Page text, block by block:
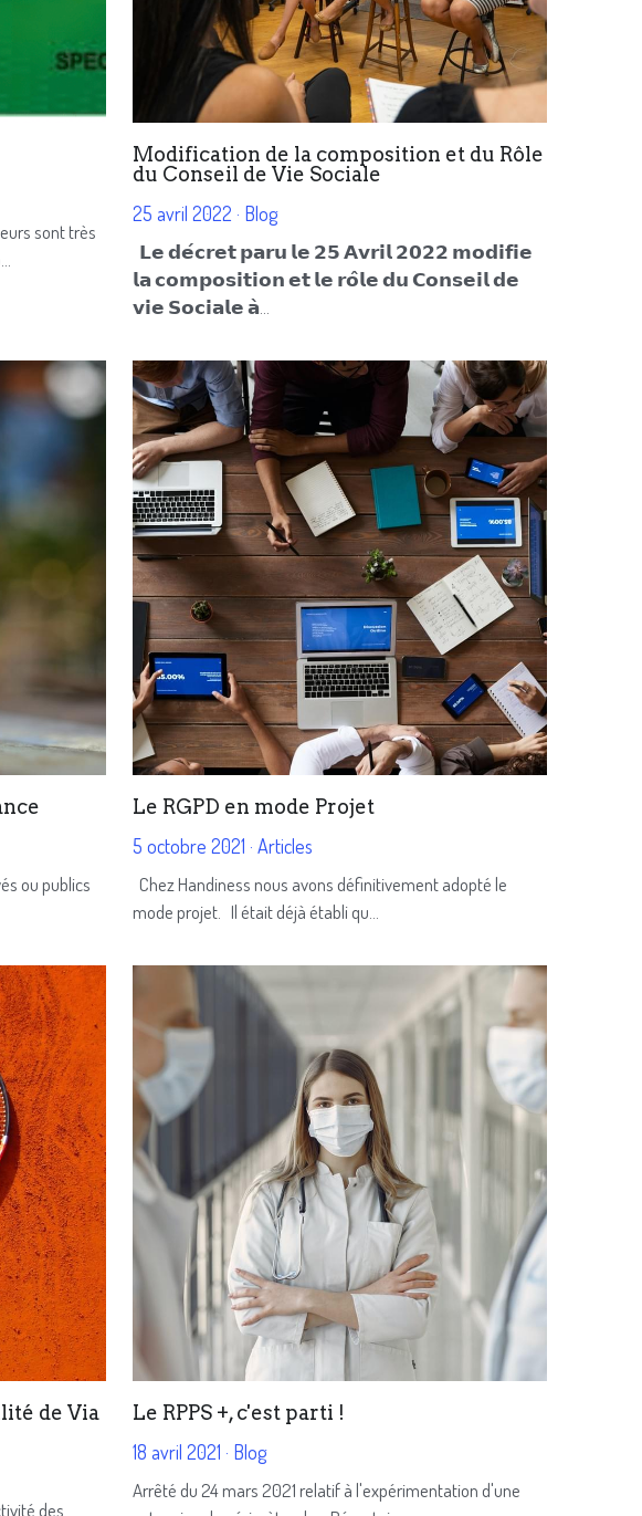
sont très
Modification de la composition et du Rôle
du Conseil de Vie Sociale
25 avril 2022 · Blog
𝗟𝗲 𝗱𝗲́𝗰𝗿𝗲𝘁 𝗽𝗮𝗿𝘂 𝗹𝗲 𝟮𝟱 𝗔𝘃𝗿𝗶𝗹 𝟮𝟬𝟮𝟮 𝗺𝗼𝗱𝗶𝗳𝗶𝗲
𝗹𝗮 𝗰𝗼𝗺𝗽𝗼𝘀𝗶𝘁𝗶𝗼𝗻 𝗲𝘁 𝗹𝗲 𝗿𝗼̂𝗹𝗲 𝗱𝘂 𝗖𝗼𝗻𝘀𝗲𝗶𝗹 𝗱𝗲
𝘃𝗶𝗲 𝗦𝗼𝗰𝗶𝗮𝗹𝗲 𝗮̀...
ou publics
Le RGPD en mode Projet
5 octobre 2021 · Articles
Chez Handiness nous avons définitivement adopté le
mode projet. Il était déjà établi qu...
de Via
des
Le RPPS +, c'est parti !
18 avril 2021 · Blog
Arrêté du 24 mars 2021 relatif à l'expérimentation d'une